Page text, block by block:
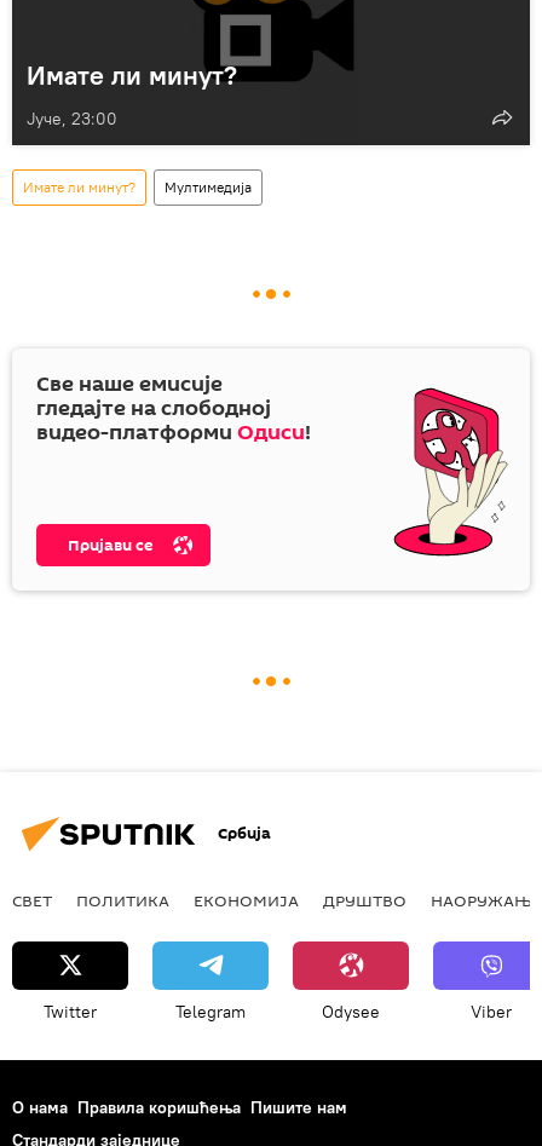
Имате ли минут?
Јуче, 23:00
Имате ли минут? Мултимедија
Све наше емисије
гледајте на слободној
видео-платформи Одиси!
Пријави се
Србија
СВЕТ ПОЛИТИКА ЕКОНОМИЈА ДРУШТВО НАОРУЖАЊЕ
Twitter Telegram Odysee Viber
О нама Правила коришћења Пишите нам
Стандарди заједнице